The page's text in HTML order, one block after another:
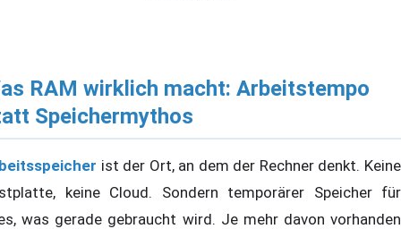
RAM wirklich macht: Arbeitstempo
Speichermythos
ist der Ort, an dem der Rechner denkt. Keine
keine Cloud. Sondern temporärer Speicher für
was gerade gebraucht wird. Je mehr davon vorhanden